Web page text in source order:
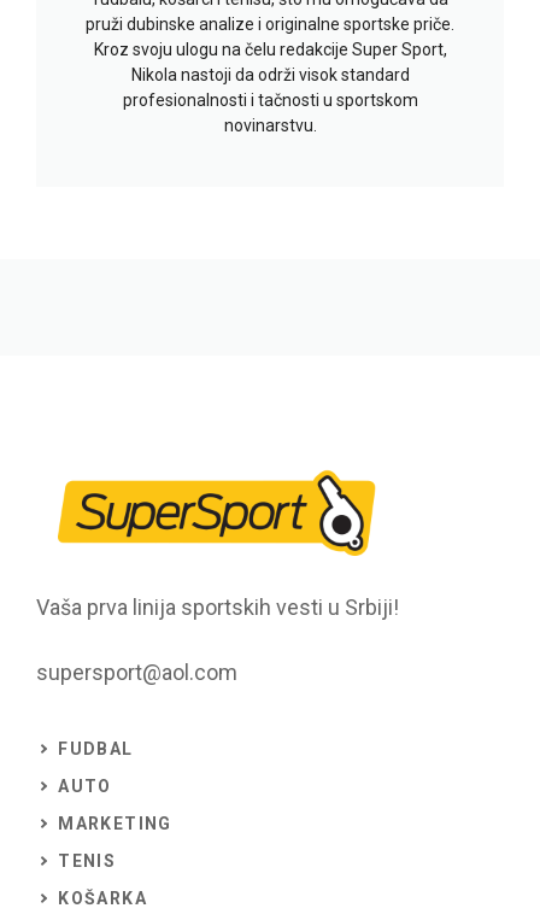
pruži dubinske analize i originalne sportske priče.
Kroz svoju ulogu na čelu redakcije Super Sport,
Nikola nastoji da održi visok standard
profesionalnosti i tačnosti u sportskom
novinarstvu.
Vaša prva linija sportskih vesti u Srbiji!
supersport@aol.com
FUDBAL
AUTO
MARKETING
TENIS
KOŠARKA